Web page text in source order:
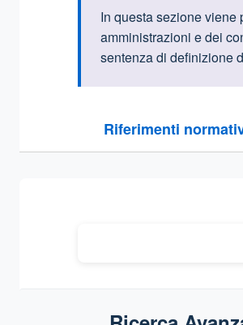
In questa sezione
amministrazioni e dei
sentenza di definizione
Riferimenti
Sezione compressa